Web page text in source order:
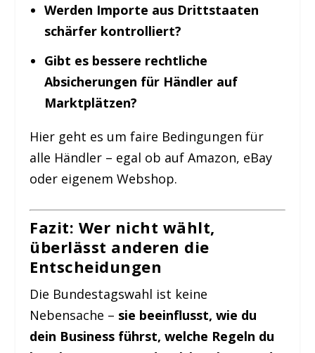
Werden Importe aus Drittstaaten
schärfer kontrolliert?
Gibt es bessere rechtliche
Absicherungen für Händler auf
Marktplätzen?
Hier geht es um faire Bedingungen für
alle Händler – egal ob auf Amazon, eBay
oder eigenem Webshop.
Fazit: Wer nicht wählt,
überlässt anderen die
Entscheidungen
Die Bundestagswahl ist keine
Nebensache – sie beeinflusst, wie du
dein Business führst, welche Regeln du